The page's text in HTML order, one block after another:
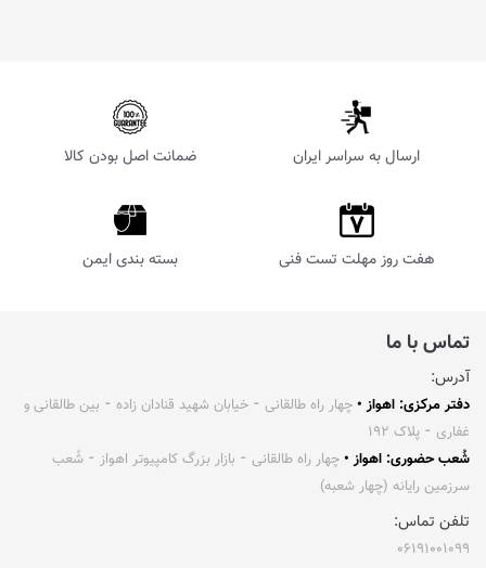
ارسال به سراسر ایران ضمانت اصل بودن کالا
هفت روز مهلت تست فنی بسته بندی ایمن
تماس با ما
آدرس:
دفتر مرکزی: اهواز • چهار راه طالقانی ⁃ خیابان شهید قنادان زاده ⁃ بین طالقانی و
غفاری ⁃ پلاک ۱۹۲
شُعب حضوری: اهواز • چهار راه طالقانی ⁃ بازار بزرگ کامپیوتر اهواز ⁃ شُعب
سرزمین رایانه (چهار شعبه)
تلفن تماس:
۰۶۱۹۱۰۰۱۰۹۹